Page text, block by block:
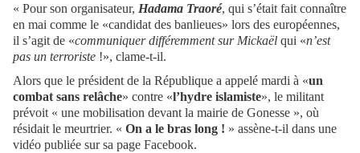
« Pour son organisateur, Hadama Traoré, qui s’était fait connaître
en mai comme le «candidat des banlieues» lors des européennes,
il s’agit de «communiquer différemment sur Mickaël qui «n’est
pas un terroriste !», clame-t-il.
Alors que le président de la République a appelé mardi à «un
combat sans relâche» contre «l’hydre islamiste», le militant
prévoit « une mobilisation devant la mairie de Gonesse », où
résidait le meurtrier. « On a le bras long ! » assène-t-il dans une
vidéo publiée sur sa page Facebook.